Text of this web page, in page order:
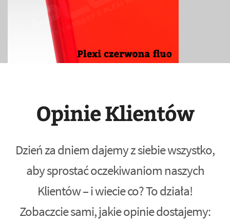
Opinie Klientów
Dzień za dniem dajemy z siebie wszystko,
aby sprostać oczekiwaniom naszych
Klientów – i wiecie co? To działa!
Zobaczcie sami, jakie opinie dostajemy: